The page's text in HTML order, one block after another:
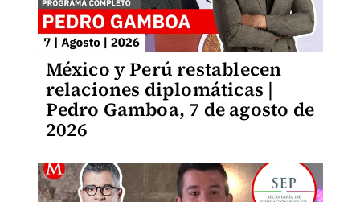
México y Perú restablecen
relaciones diplomáticas |
Pedro Gamboa, 7 de agosto de
2026